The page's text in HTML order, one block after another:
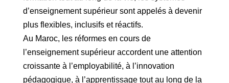
d’enseignement supérieur sont appelés à devenir
plus flexibles, inclusifs et réactifs.
Au Maroc, les réformes en cours de
l’enseignement supérieur accordent une attention
croissante à l’employabilité, à l’innovation
pédagogique, à l’apprentissage tout au long de la